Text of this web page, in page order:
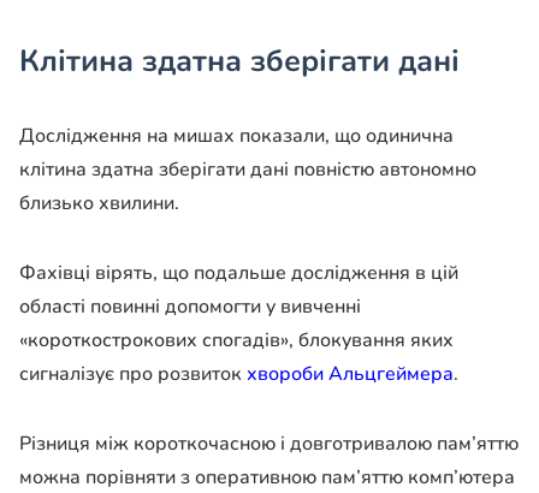
Клітина здатна зберігати дані
Дослідження на мишах показали, що одинична
клітина здатна зберігати дані повністю автономно
близько хвилини.
Фахівці вірять, що подальше дослідження в цій
області повинні допомогти у вивченні
«короткострокових спогадів», блокування яких
сигналізує про розвиток хвороби Альцгеймера.
Різниця між короткочасною і довготривалою пам’яттю
можна порівняти з оперативною пам’яттю комп’ютера